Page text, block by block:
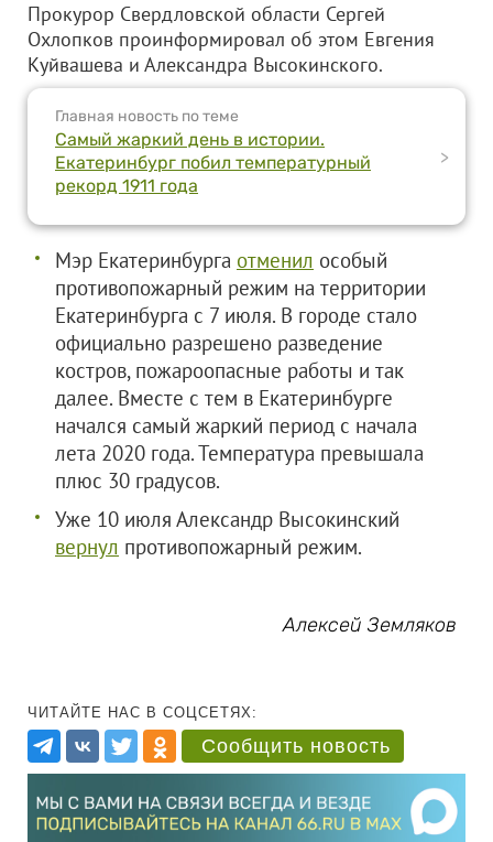
Прокурор Свердловской области Сергей
Охлопков проинформировал об этом Евгения
Куйвашева и Александра Высокинского.
Главная новость по теме
Самый жаркий день в истории.
Екатеринбург побил температурный
рекорд 1911 года
>
Мэр Екатеринбурга отменил особый
противопожарный режим на территории
Екатеринбурга с 7 июля. В городе стало
официально разрешено разведение
костров, пожароопасные работы и так
далее. Вместе с тем в Екатеринбурге
начался самый жаркий период с начала
лета 2020 года. Температура превышала
плюс 30 градусов.
Уже 10 июля Александр Высокинский
вернул противопожарный режим.
Алексей Земляков
ЧИТАЙТЕ НАС В СОЦСЕТЯХ:
Сообщить новость